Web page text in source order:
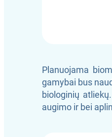
Planuojama
gamybai bus
biologinių
augimo ir bei